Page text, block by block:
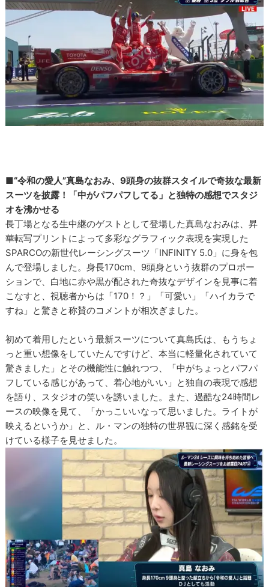
■“令和の愛人”真島なおみ、9頭身の抜群スタイルで奇抜な最新
スーツを披露！「中がパフパフしてる」と独特の感想でスタジ
オを沸かせる
長丁場となる生中継のゲストとして登場した真島なおみは、昇
華転写プリントによって多彩なグラフィック表現を実現した
SPARCOの新世代レーシングスーツ「INFINITY 5.0」に身を包
んで登場しました。身長170cm、9頭身という抜群のプロポー
ションで、白地に赤や黒が配された奇抜なデザインを見事に着
こなすと、視聴者からは「170！？」「可愛い」「ハイカラで
すね」と驚きと称賛のコメントが相次ぎました。
初めて着用したという最新スーツについて真島氏は、もうちょ
っと重い想像をしていたんですけど、本当に軽量化されていて
驚きました」とその機能性に触れつつ、「中がちょっとパフパ
フしている感じがあって、着心地がいい」と独自の表現で感想
を語り、スタジオの笑いを誘いました。また、過酷な24時間レ
ースの映像を見て、「かっこいいなって思いました。ライトが
映えるというか」と、ル・マンの独特の世界観に深く感銘を受
けている様子を見せました。